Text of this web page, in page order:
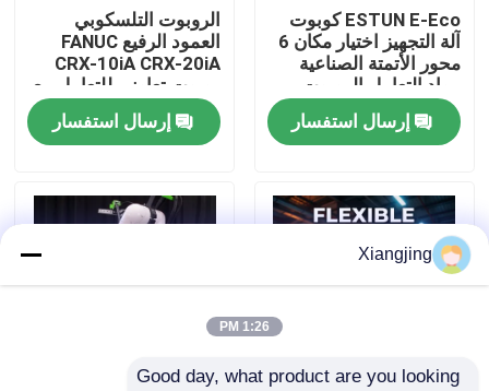
جولة في المعمل
رقابة جودة
مدونة
ذراع روبوت صناعي
ESTUN E-Eco كوبوت
آلة التجهيز اختيار مكان 6
محور الأتمتة الصناعية
مواد التعامل الروبوت
التعاوني
إرسال استفسار
الروبوت التلسكوبي
العمود الرفيع FANUC
CRX-10iA CRX-20iA
روبوت تعاوني للتعامل مع
الحاويات
إرسال استفسار
Xiangjing
1:26 PM
Good day, what product are you looking